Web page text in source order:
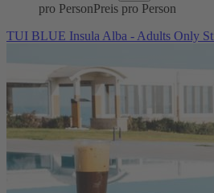
pro PersonPreis pro Person
TUI BLUE Insula Alba - Adults Only